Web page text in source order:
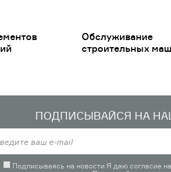
Обслуживание
строительных
ПОДПИСЫВАЙСЯ НА
Подписываясь на новости Я даю согласие